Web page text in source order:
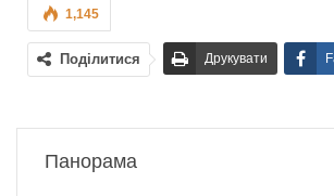
1,145
Поділитися Друкувати
Панорама